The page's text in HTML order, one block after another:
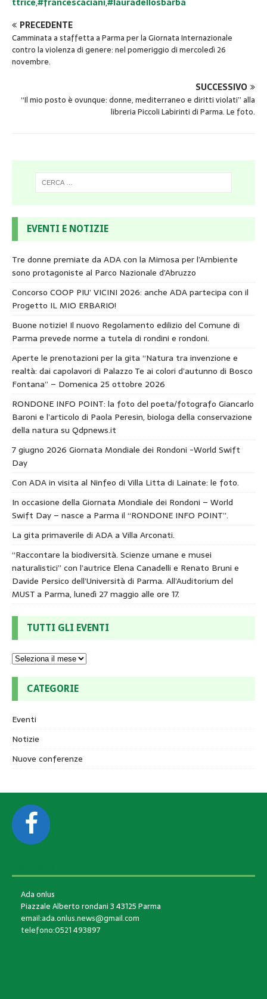
PRECEDENTE
Camminata a staffetta a Parma per la Giornata Internazionale
contro la violenza di genere: nel pomeriggio di mercoledì 26
novembre.
SUCCESSIVO
“Il mio posto è ovunque: donne, mediterraneo e diritti violati” alla
libreria Piccoli Labirinti di Parma. Le foto.
EVENTI E NOTIZIE
Tre donne premiate da ADA con la Mimosa per l’Ambiente
sono protagoniste al Parco Nazionale d’Abruzzo
Concorso COOP PIU’ VICINI 2026: anche ADA partecipa con il
Progetto IL MIO ERBARIO!
Buone notizie! Il nuovo Regolamento edilizio del Comune di
Parma prevede norme a tutela di rondini e rondoni.
Aperte le prenotazioni per la gita “Natura tra invenzione e
realtà: dai capolavori di Palazzo Te ai colori d’autunno di Bosco
Fontana” – Domenica 25 ottobre 2026
RONDONE INFO POINT: la foto del poeta/fotografo Giancarlo
Baroni e l’articolo di Paola Peresin, biologa della conservazione
della natura su Qdpnews.it
7 giugno 2026 Giornata Mondiale dei Rondoni -World Swift
Day
Con ADA in visita al Ninfeo di Villa Litta di Lainate: le foto.
In occasione della Giornata Mondiale dei Rondoni – World
Swift Day – nasce a Parma il “RONDONE INFO POINT”.
La gita primaverile di ADA a Villa Arconati.
“Raccontare la biodiversità. Scienze umane e musei
naturalistici” con l’autrice Elena Canadelli e Renato Bruni e
Davide Persico dell’Università di Parma. All’Auditorium del
MUST a Parma, lunedì 27 maggio alle ore 17.
TUTTI GLI EVENTI
CATEGORIE
Eventi
Notizie
Nuove conferenze
Ada onlus
Piazzale Alberto rondani 3 43125 Parma
email:ada.onlus.news@gmail.com
telefono:0521 493897